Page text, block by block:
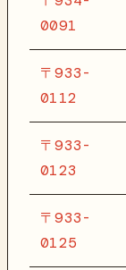
0091
〒933-
0112
〒933-
0123
〒933-
0125